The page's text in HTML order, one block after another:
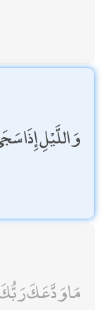
وَاللَّيْلِ إِذَا
مَا وَدَّعَكَ